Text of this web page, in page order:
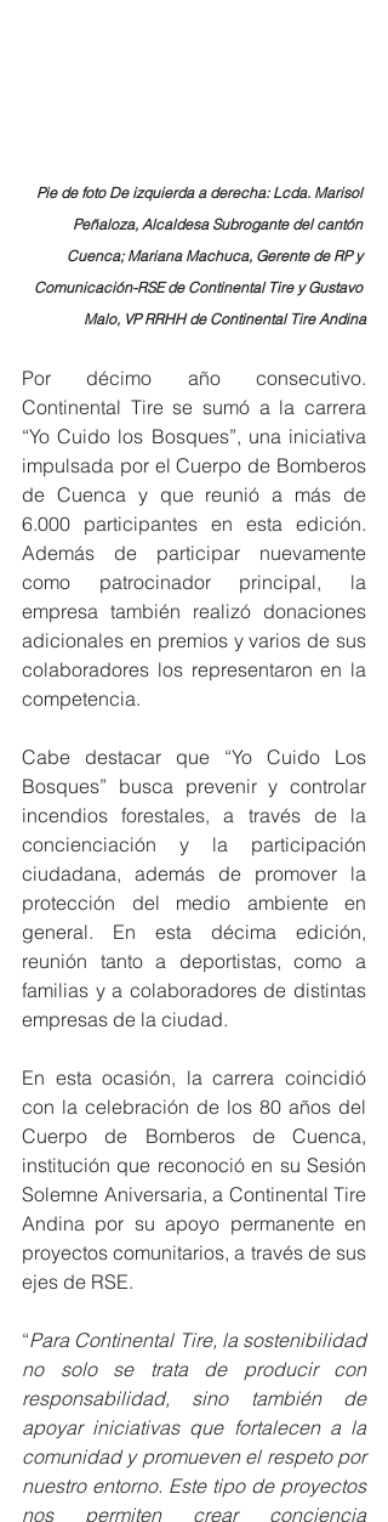
Pie de foto De izquierda a derecha: Lcda. Marisol
Peñaloza, Alcaldesa Subrogante del cantón
Cuenca; Mariana Machuca, Gerente de RP y
Comunicación-RSE de Continental Tire y Gustavo
Malo, VP RRHH de Continental Tire Andina
Por décimo año consecutivo.
Continental Tire se sumó a la carrera
“Yo Cuido los Bosques”, una iniciativa
impulsada por el Cuerpo de Bomberos
de Cuenca y que reunió a más de
6.000 participantes en esta edición.
Además de participar nuevamente
como patrocinador principal, la
empresa también realizó donaciones
adicionales en premios y varios de sus
colaboradores los representaron en la
competencia.
Cabe destacar que “Yo Cuido Los
Bosques” busca prevenir y controlar
incendios forestales, a través de la
concienciación y la participación
ciudadana, además de promover la
protección del medio ambiente en
general. En esta décima edición,
reunión tanto a deportistas, como a
familias y a colaboradores de distintas
empresas de la ciudad.
En esta ocasión, la carrera coincidió
con la celebración de los 80 años del
Cuerpo de Bomberos de Cuenca,
institución que reconoció en su Sesión
Solemne Aniversaria, a Continental Tire
Andina por su apoyo permanente en
proyectos comunitarios, a través de sus
ejes de RSE.
“Para Continental Tire, la sostenibilidad
no solo se trata de producir con
responsabilidad, sino también de
apoyar iniciativas que fortalecen a la
comunidad y promueven el respeto por
nuestro entorno. Este tipo de proyectos
nos permiten crear conciencia